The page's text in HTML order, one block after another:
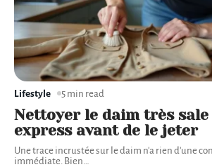
Nettoyer le daim très
express avant de le jeter
Une trace incrustée sur le daim n'a rien d'une
immédiate. Bien
Lifestyle 5 min read